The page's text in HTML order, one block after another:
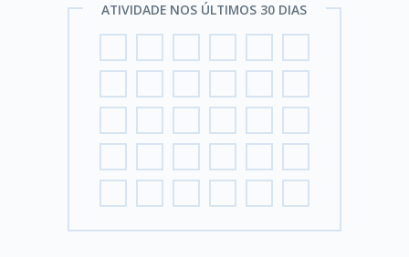
ATIVIDADE NOS ÚLTIMOS 30 DIAS